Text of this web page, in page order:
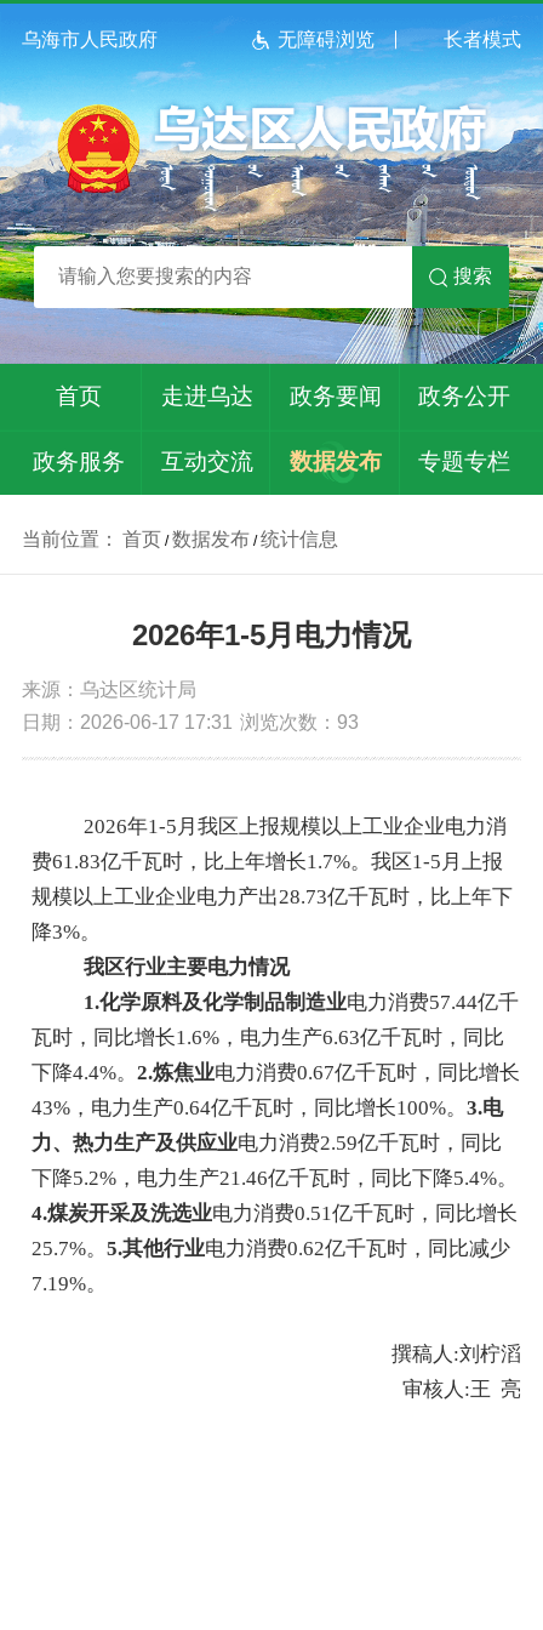
乌海市人民政府 无障碍浏览 长者模式
搜索
首页 走进乌达 政务要闻 政务公开
政务服务 互动交流 数据发布 专题专栏
当前位置： 首页 /数据发布/统计信息
2026年1-5月电力情况
来源：乌达区统计局
日期：2026-06-17 17:31 浏览次数： 93
2026年1-5 月 我区上报规模以上工业企业电力消
费61.83亿千瓦时，比上年增长1.7%。我区1-5 月 上报
规模以上工业企业电力产出28.73亿千瓦时，比上年下
降3%。
我区行业主要电力情况
1.化学原料及化学制品制造业电力消费57.44亿千
瓦时，同比增长1.6%， 电力生产6.63亿千瓦时，同比
下降4.4%。 2.炼焦业电力消费0.67亿千瓦时，同比增长
43%， 电力生产0.64亿千瓦时，同比增长100%。 3.电
力、热力生产及供应业电力消费2.59亿千瓦时，同比
下降5.2%， 电力生产21.46亿千瓦时，同比下降5.4%。
4.煤炭开采及洗选业电力消费0.51亿千瓦时，同比增长
25.7%。 5.其他行业电力消费0.62亿千瓦时，同比减少
7.19%。
撰稿人 :刘柠滔
审核人 :王 亮